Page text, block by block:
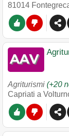
81014
Agriturismi (+20
Capriati a